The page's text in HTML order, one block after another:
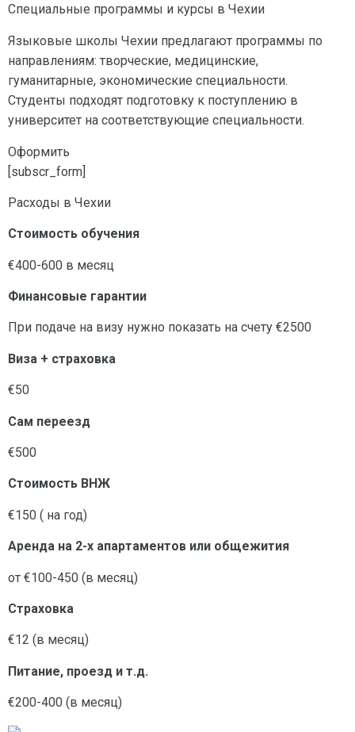
Специальные программы и курсы в Чехии
Языковые школы Чехии предлагают программы по
направлениям: творческие, медицинские,
гуманитарные, экономические специальности.
Студенты подходят подготовку к поступлению в
университет на соответствующие специальности.
Оформить
[subscr_form]
Расходы в Чехии
Стоимость обучения
€400-600 в месяц
Финансовые гарантии
При подаче на визу нужно показать на счету €2500
Виза + страховка
€50
Сам переезд
€500
Стоимость ВНЖ
€150 ( на год)
Аренда на 2-х апартаментов или общежития
от €100-450 (в месяц)
Страховка
€12 (в месяц)
Питание, проезд и т.д.
€200-400 (в месяц)